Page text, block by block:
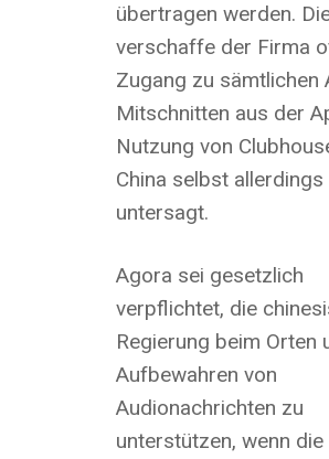
übertragen werden.
verschaffe der Firma
Zugang zu sämtlichen
Mitschnitten aus der
Nutzung von
China selbst allerdings
untersagt.
Agora sei gesetzlich
verpflichtet, die
Regierung beim Orten
Aufbewahren von
Audionachrichten zu
unterstützen, wenn die